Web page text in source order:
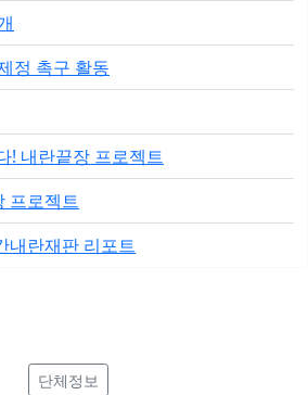
정 촉구 활동
! 내란끝장 프로젝트
프로젝트
내란재판 리포트
단체정보